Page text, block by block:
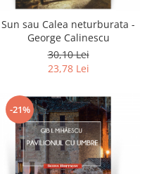
Sun sau Calea neturburata -
George Calinescu
30,10 Lei
23,78 Lei
-21%